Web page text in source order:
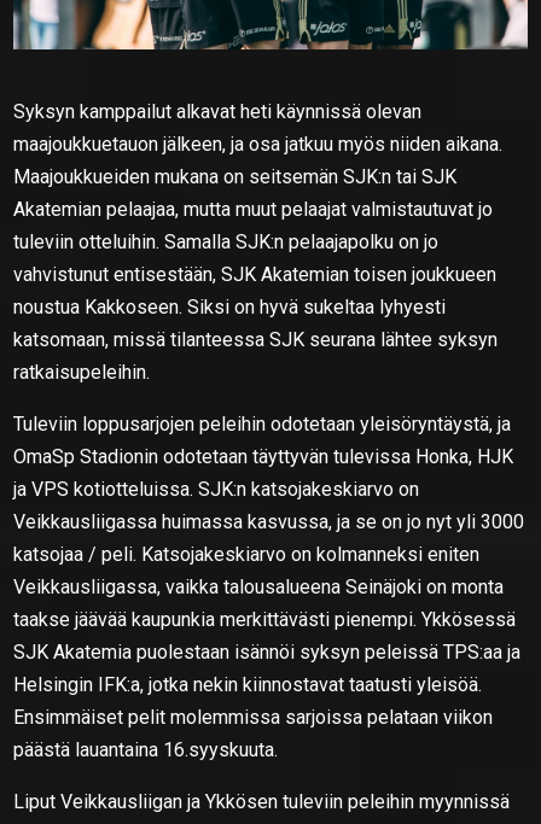
Syksyn kamppailut alkavat heti käynnissä olevan
maajoukkuetauon jälkeen, ja osa jatkuu myös niiden aikana.
Maajoukkueiden mukana on seitsemän SJK:n tai SJK
Akatemian pelaajaa, mutta muut pelaajat valmistautuvat jo
tuleviin otteluihin. Samalla SJK:n pelaajapolku on jo
vahvistunut entisestään, SJK Akatemian toisen joukkueen
noustua Kakkoseen. Siksi on hyvä sukeltaa lyhyesti
katsomaan, missä tilanteessa SJK seurana lähtee syksyn
ratkaisupeleihin.
Tuleviin loppusarjojen peleihin odotetaan yleisöryntäystä, ja
OmaSp Stadionin odotetaan täyttyvän tulevissa Honka, HJK
ja VPS kotiotteluissa. SJK:n katsojakeskiarvo on
Veikkausliigassa huimassa kasvussa, ja se on jo nyt yli 3000
katsojaa / peli. Katsojakeskiarvo on kolmanneksi eniten
Veikkausliigassa, vaikka talousalueena Seinäjoki on monta
taakse jäävää kaupunkia merkittävästi pienempi. Ykkösessä
SJK Akatemia puolestaan isännöi syksyn peleissä TPS:aa ja
Helsingin IFK:a, jotka nekin kiinnostavat taatusti yleisöä.
Ensimmäiset pelit molemmissa sarjoissa pelataan viikon
päästä lauantaina 16.syyskuuta.
Liput Veikkausliigan ja Ykkösen tuleviin peleihin myynnissä